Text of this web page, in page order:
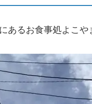
あるお食事処よこや